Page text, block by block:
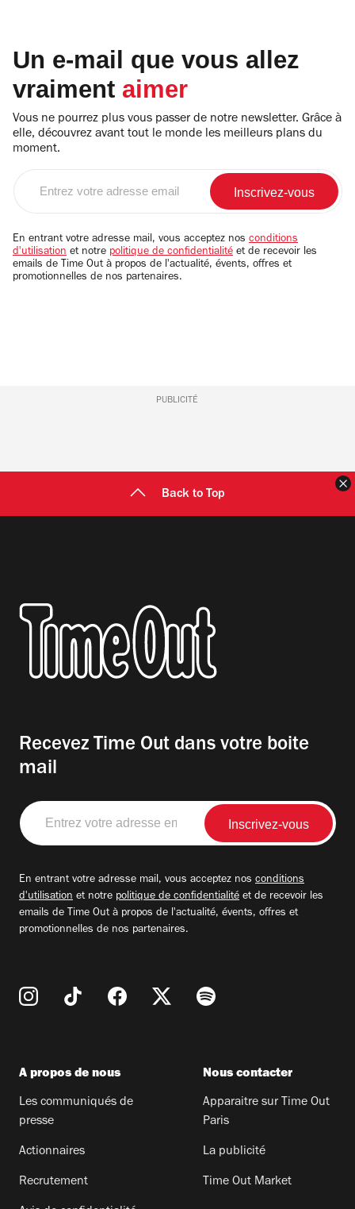
Un e-mail que vous allez
vraiment aimer
Vous ne pourrez plus vous passer de notre newsletter. Grâce à
elle, découvrez avant tout le monde les meilleurs plans du
moment.
email
En entrant votre adresse mail, vous acceptez nos conditions
d'utilisation et notre politique de confidentialité et de recevoir les
emails de Time Out à propos de l'actualité, évents, offres et
promotionnelles de nos partenaires.
PUBLICITÉ
Back to Top
Recevez Time Out dans votre boite
mail
Entrez
votre
adresse
En entrant votre adresse mail, vous acceptez nos conditions
d'utilisation et notre politique de confidentialité et de recevoir les
emails de Time Out à propos de l'actualité, évents, offres et
promotionnelles de nos partenaires.
A propos de nous
Les communiqués de
presse
Actionnaires
Recrutement
Nous contacter
Apparaitre sur Time Out
Paris
La publicité
Time Out Market